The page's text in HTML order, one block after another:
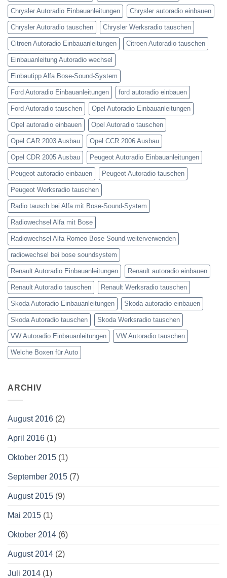
Chrysler Autoradio Einbauanleitungen Chrysler autoradio einbauen
Chrysler Autoradio tauschen Chrysler Werksradio tauschen
Citroen Autoradio Einbauanleitungen Citroen Autoradio tauschen
Einbauanleitung Autoradio wechsel
Einbautipp Alfa Bose-Sound-System
Ford Autoradio Einbauanleitungen ford autoradio einbauen
Ford Autoradio tauschen Opel Autoradio Einbauanleitungen
Opel autoradio einbauen Opel Autoradio tauschen
Opel CAR 2003 Ausbau Opel CCR 2006 Ausbau
Opel CDR 2005 Ausbau Peugeot Autoradio Einbauanleitungen
Peugeot autoradio einbauen Peugeot Autoradio tauschen
Peugeot Werksradio tauschen
Radio tausch bei Alfa mit Bose-Sound-System
Radiowechsel Alfa mit Bose
Radiowechsel Alfa Romeo Bose Sound weiterverwenden
radiowechsel bei bose soundsystem‎
Renault Autoradio Einbauanleitungen Renault autoradio einbauen
Renault Autoradio tauschen Renault Werksradio tauschen
Skoda Autoradio Einbauanleitungen Skoda autoradio einbauen
Skoda Autoradio tauschen Skoda Werksradio tauschen
VW Autoradio Einbauanleitungen VW Autoradio tauschen
Welche Boxen für Auto
ARCHIV
August 2016 (2)
April 2016 (1)
Oktober 2015 (1)
September 2015 (7)
August 2015 (9)
Mai 2015 (1)
Oktober 2014 (6)
August 2014 (2)
Juli 2014 (1)